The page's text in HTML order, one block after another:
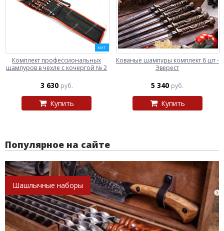
ХИТ
Комплект профессиональных
шампуров в чехле с кочергой № 2
3 630 руб.
Купить
Кованые шампуры комплект 6 шт -
Эверест
5 340 руб.
Купить
Популярное на сайте
Шашлычные наборы